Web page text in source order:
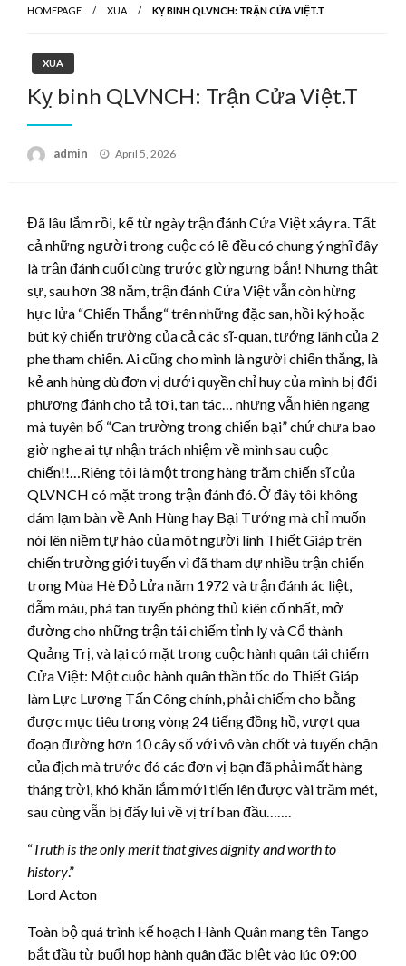
HOMEPAGE XUA KỴ BINH QLVNCH: TRẬN CỬA VIỆT.T
XUA
Kỵ binh QLVNCH: Trận Cửa Việt.T
admin
Posted
April 5, 2026
Đã lâu lắm rồi, kể từ ngày trận đánh Cửa Việt xảy ra. Tất
cả những người trong cuộc có lẽ đều có chung ý nghĩ đây
là trận đánh cuối cùng trước giờ ngưng bắn! Nhưng thật
sự, sau hơn 38 năm, trận đánh Cửa Việt vẫn còn hừng
hực lửa “Chiến Thắng“ trên những đặc san, hồi ký hoặc
bút ký chiến trường của cả các sĩ-quan, tướng lãnh của 2
phe tham chiến. Ai cũng cho mình là người chiến thắng, là
kẻ anh hùng dù đơn vị dưới quyền chỉ huy của mình bị đối
phương đánh cho tả tơi, tan tác… nhưng vẫn hiên ngang
mà tuyên bố “Can trường trong chiến bại” chứ chưa bao
giờ nghe ai tự nhận trách nhiệm về mình sau cuộc
chiến!!…Riêng tôi là một trong hàng trăm chiến sĩ của
QLVNCH có mặt trong trận đánh đó. Ở đây tôi không
dám lạm bàn về Anh Hùng hay Bại Tướng mà chỉ muốn
nóí lên niềm tự hào của môt người lính Thiết Giáp trên
chiến trường giới tuyến vì đã tham dự nhiều trận chiến
trong Mùa Hè Đỏ Lửa năm 1972 và trận đánh ác liệt,
đẫm máu, phá tan tuyến phòng thủ kiên cố nhất, mở
đường cho những trận tái chiếm tỉnh lỵ và Cổ thành
Quảng Trị, và lại có mặt trong cuộc hành quân tái chiếm
Cửa Việt: Một cuộc hành quân thần tốc do Thiết Giáp
làm Lực Lượng Tấn Công chính, phải chiếm cho bằng
được mục tiêu trong vòng 24 tiếng đồng hồ, vượt qua
đoạn đường hơn 10 cây số với vô vàn chốt và tuyến chặn
của địch mà trước đó các đơn vị bạn đã phải mất hàng
tháng trời, khó khăn lắm mới tiến lên được vài trăm mét,
sau cùng vẫn bị đẩy lui về vị trí ban đầu…….
“Truth is the only merit that gives dignity and worth to
history.”
Lord Acton
Toàn bộ quá trình kế hoạch Hành Quân mang tên Tango
bắt đầu từ buổi họp hành quân đặc biệt vào lúc 09:00